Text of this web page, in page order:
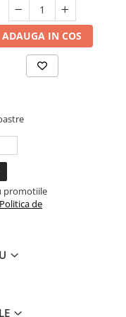
sau stimularea
activitatea
3 și 6 - inimă
ADAUGA IN COS
promotiile
Politica de